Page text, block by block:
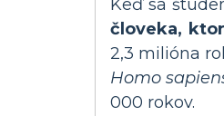
Keď sa
človeka,
2,3 milióna
Homo
000 rokov.